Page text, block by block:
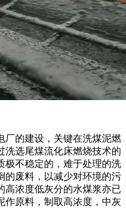
厂的建设，关键在洗煤泥燃
洗选尾煤流化床燃烧技术的
极不稳定的，难于处理的洗
的废料，以减少对环境的污
高浓度低灰分的水煤浆亦已
作原料，制取高浓度，中灰